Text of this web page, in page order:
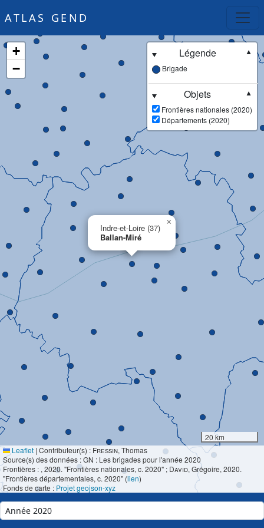
ATLAS GEND
Indre-et-Loire (37)
Ballan-Miré
×
+
−
Légende
▼
Brigade
Objets
▼
Frontières nationales (2020)
Départements (2020)
20 km
Leaflet | Contributeur(s) : Fressin, Thomas
Source(s) des données : GN : Les brigades pour l'année 2020
Frontières : , 2020. "Frontières nationales, c. 2020" ; David, Grégoire, 2020.
"Frontières départementales, c. 2020" (lien)
Fonds de carte : Projet geojson-xyz